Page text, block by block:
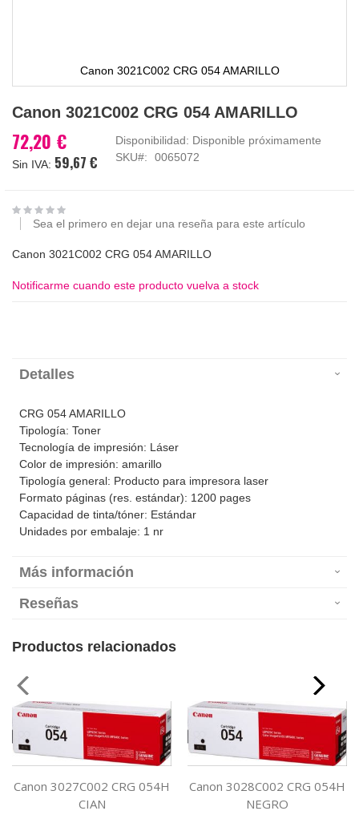
Canon 3021C002 CRG 054 AMARILLO
al
de
la
imágenes
Canon 3021C002 CRG 054 AMARILLO
72,20 €
59,67 €
Disponibilidad: Disponible próximamente
SKU
0065072
Sea el primero en dejar una reseña para este artículo
Canon 3021C002 CRG 054 AMARILLO
Notificarme cuando este producto vuelva a stock
Detalles
CRG 054 AMARILLO
Tipología: Toner
Tecnología de impresión: Láser
Color de impresión: amarillo
Tipología general: Producto para impresora laser
Formato páginas (res. estándar): 1200 pages
Capacidad de tinta/tóner: Estándar
Unidades por embalaje: 1 nr
Más información
Reseñas
Productos relacionados
Canon 3027C002 CRG 054H
CIAN
Canon 3028C002 CRG 054H
NEGRO